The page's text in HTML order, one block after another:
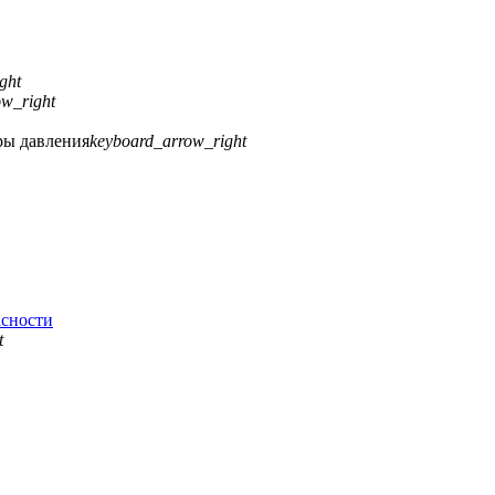
давленияkeyboard_arrow_right